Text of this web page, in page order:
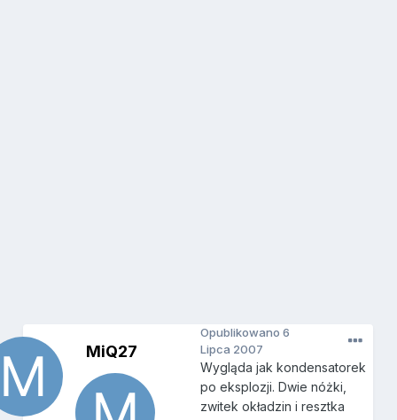
MiQ27
Opublikowano6
Lipca 2007
Wygląda jak kondensatorek
po eksplozji. Dwie nóżki,
zwitek okładzin i resztka